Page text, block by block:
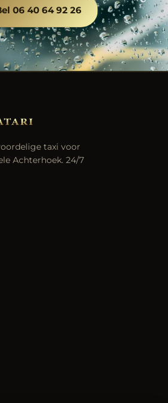
06 40 64 92 26
taxi voor
Achterhoek. 24/7